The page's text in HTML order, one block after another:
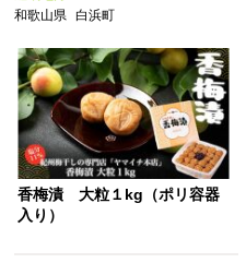
和歌山県
白浜町
香梅漬 大粒１kg（ポリ容器
入り）